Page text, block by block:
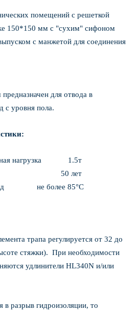
помещений с решеткой
150*150 мм с "сухим" сифоном
с манжетой для соединения
для отвода в
с уровня пола.
нагрузка 1.5т
50 лет
вод не более 85°С
трапа регулируется от 32 до
стяжки). При необходимости
удлинители HL340N и/или
в разрыв гидроизоляции, то